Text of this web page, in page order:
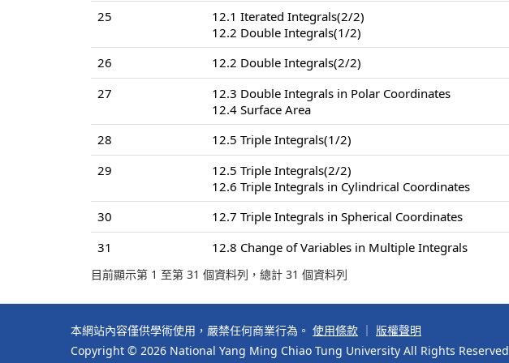
25
12.1 Iterated Integrals(2/2)
12.2 Double Integrals(1/2)
26 12.2 Double Integrals(2/2)
27
12.3 Double Integrals in Polar Coordinates
12.4 Surface Area
28 12.5 Triple Integrals(1/2)
29
12.5 Triple Integrals(2/2)
12.6 Triple Integrals in Cylindrical Coordinates
30 12.7 Triple Integrals in Spherical Coordinates
31
12.8 Change of Variables in Multiple Integrals
目前顯示第 1 至第 31 個資料列，總計 31 個資料列
本網站內容僅供學術使用，嚴禁任何商業行為。 使用條款
版權聲明
Copyright © 2026 National Yang Ming Chiao Tung University All Rights Reserved